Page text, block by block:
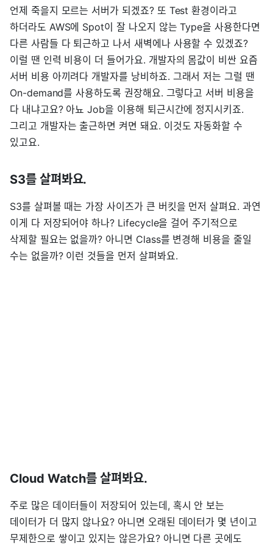
언제 죽을지 모르는 서버가 되겠죠? 또 Test 환경이라고
하더라도 AWS에 Spot이 잘 나오지 않는 Type을 사용한다면
다른 사람들 다 퇴근하고 나서 새벽에나 사용할 수 있겠죠?
이럴 땐 인력 비용이 더 들어가요. 개발자의 몸값이 비싼 요즘
서버 비용 아끼려다 개발자를 낭비하죠. 그래서 저는 그럴 땐
On-demand를 사용하도록 권장해요. 그렇다고 서버 비용을
다 내냐고요? 아뇨 Job을 이용해 퇴근시간에 정지시키죠.
그리고 개발자는 출근하면 켜면 돼요. 이것도 자동화할 수
있고요.
S3를 살펴봐요.
S3를 살펴볼 때는 가장 사이즈가 큰 버킷을 먼저 살펴요. 과연
이게 다 저장되어야 하나? Lifecycle을 걸어 주기적으로
삭제할 필요는 없을까? 아니면 Class를 변경해 비용을 줄일
수는 없을까? 이런 것들을 먼저 살펴봐요.
Cloud Watch를 살펴봐요.
주로 많은 데이터들이 저장되어 있는데, 혹시 안 보는
데이터가 더 많지 않나요? 아니면 오래된 데이터가 몇 년이고
무제한으로 쌓이고 있지는 않은가요? 아니면 다른 곳에도